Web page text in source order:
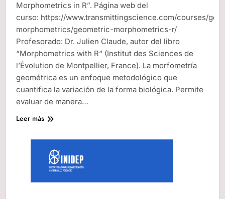
Morphometrics in R”. Página web del
curso: https://www.transmittingscience.com/courses/
morphometrics/geometric-morphometrics-r/
Profesorado: Dr. Julien Claude, autor del libro
“Morphometrics with R“ (Institut des Sciences de
l’Évolution de Montpellier, France). La morfometría
geométrica es un enfoque metodológico que
cuantifica la variación de la forma biológica. Permite
evaluar de manera…
Leer más